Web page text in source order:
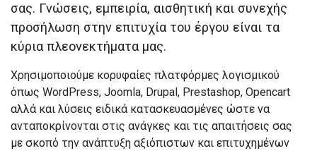
σας. Γνώσεις, εμπειρία, αισθητική και συνεχής
προσήλωση στην επιτυχία του έργου είναι τα
κύρια πλεονεκτήματα μας.
Χρησιμοποιούμε κορυφαίες πλατφόρμες λογισμικού
όπως WordPress, Joomla, Drupal, Prestashop, Opencart
αλλά και λύσεις ειδικά κατασκευασμένες ώστε να
ανταποκρίνονται στις ανάγκες και τις απαιτήσεις σας
με σκοπό την ανάπτυξη αξιόπιστων και επιτυχημένων